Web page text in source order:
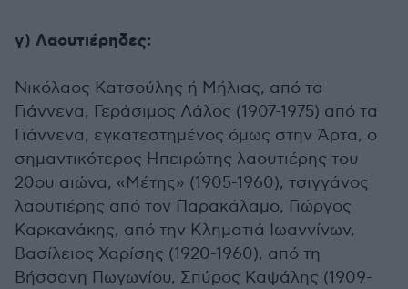
γ) Λαουτιέρηδες:
Νικόλαος Κατσούλης ή Μήλιας, από τα
Γιάννενα, Γεράσιμος Λάλος (1907-1975) από τα
Γιάννενα, εγκατεστημένος όμως στην Άρτα, ο
σημαντικότερος Ηπειρώτης λαουτιέρης του
20ου αιώνα, «Μέτης» (1905-1960), τσιγγάνος
λαουτιέρης από τον Παρακάλαμο, Γιώργος
Καρκανάκης, από την Κληματιά Ιωαννίνων,
Βασίλειος Χαρίσης (1920-1960), από τη
Βήσσανη Πωγωνίου, Σπύρος Καψάλης (1909-